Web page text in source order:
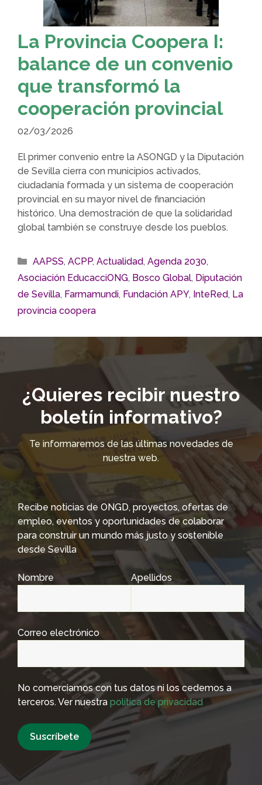
La Provincia Coopera I:
balance de un convenio
que transformó la
cooperación provincial
02/03/2026
El primer convenio entre la ASONGD y la Diputación
de Sevilla cierra con municipios activados,
ciudadanía formada y un sistema de cooperación
provincial en su mayor nivel de financiación
histórico. Una demostración de que la solidaridad
global también se construye desde los pueblos.
Categorías
AAPSS, ACPP, Actualidad, Agenda 2030,
Asociación EducacciONG, Bosco Global, Diputación
de Sevilla, Farmamundi, Fundación APY, InteRed, La
provincia coopera
¿Quieres recibir nuestro
boletín informativo?
Te informaremos de las últimas novedades de
nuestra web.
Recibe noticias de ONGD, proyectos, ofertas de
empleo, eventos y oportunidades de colaborar
para construir un mundo más justo y sostenible
desde Sevilla
Nombre Apellidos
Correo electrónico
No comerciamos con tus datos ni los cedemos a
terceros. Ver nuestra política de privacidad